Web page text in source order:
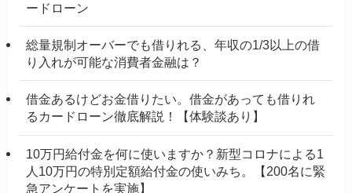
ードローン
総量規制オーバーでも借りれる、年収の1/3以上の借
り入れが可能な消費者金融は？
借金あるけどお金借りたい。借金があっても借りれ
るカードローン徹底解説！【体験談あり】
10万円給付金を何に使いますか？新型コロナによる1
人10万円の特別定額給付金の使いみち。【200名に緊
急アンケートを実施】